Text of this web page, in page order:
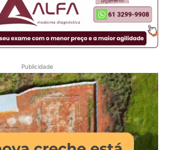
Publicidade